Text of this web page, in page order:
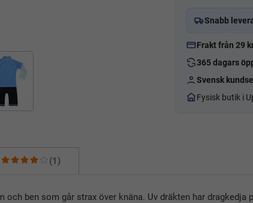
Snabb
Frakt från 29
365 dagars
Svensk
Fysisk butik i
(1)
och ben som går strax över knäna. Uv dräkten har